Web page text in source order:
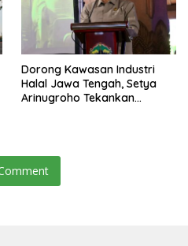
Dorong Kawasan Industri
Halal Jawa Tengah, Setya
Arinugroho Tekankan